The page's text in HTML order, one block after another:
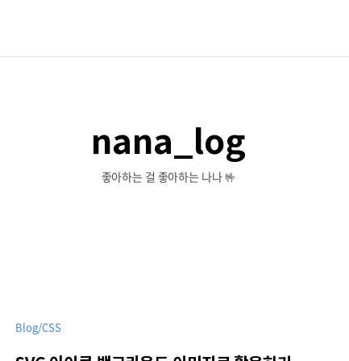
nana_log
좋아하는 걸 좋아하는 나나 🤟
Blog/CSS